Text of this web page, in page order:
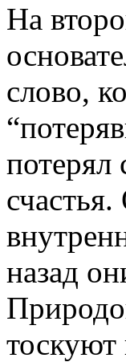
На
слово,
потерял
назад